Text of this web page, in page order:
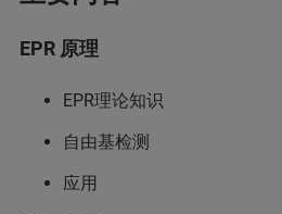
EPR 原理
EPR理论知识
自由基检测
应用